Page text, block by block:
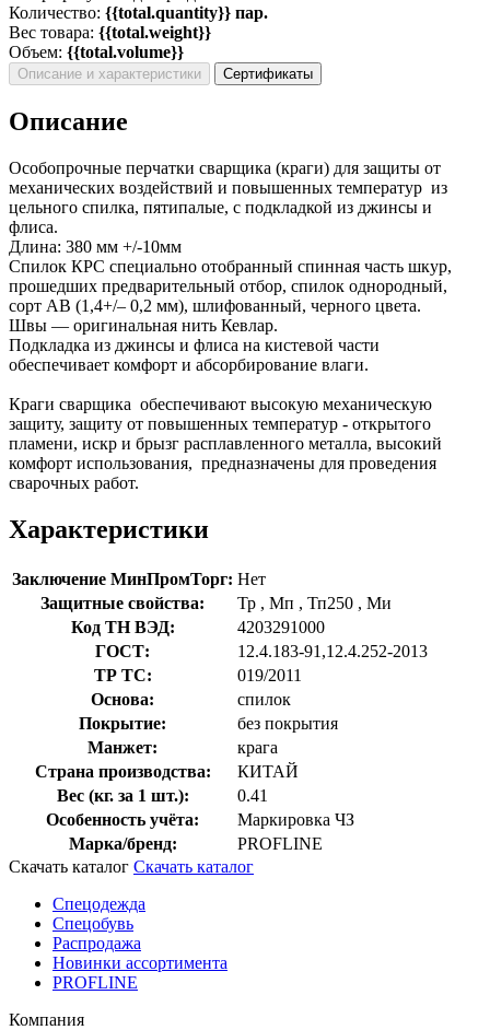
Количество: {{total.quantity}} пар.
Вес товара: {{total.weight}}
Объем: {{total.volume}}
Описание и характеристики Сертификаты
Описание
Особопрочные перчатки сварщика (краги) для защиты от
механических воздействий и повышенных температур из
цельного спилка, пятипалые, с подкладкой из джинсы и
флиса.
Длина: 380 мм +/-10мм
Спилок КРС специально отобранный спинная часть шкур,
прошедших предварительный отбор, спилок однородный,
сорт AВ (1,4+/– 0,2 мм), шлифованный, черного цвета.
Швы — оригинальная нить Кевлар.
Подкладка из джинсы и флиса на кистевой части
обеспечивает комфорт и абсорбирование влаги.
Краги сварщика обеспечивают высокую механическую
защиту, защиту от повышенных температур - открытого
пламени, искр и брызг расплавленного металла, высокий
комфорт использования, предназначены для проведения
сварочных работ.
Характеристики
Заключение МинПромТорг: Нет
Защитные свойства:
Тр , Мп , Тп250 , Ми
Код ТН ВЭД:
4203291000
ГОСТ:
12.4.183-91,12.4.252-2013
ТР ТС:
019/2011
Основа:
спилок
Покрытие:
без покрытия
Манжет:
крага
Страна производства:
КИТАЙ
Вес (кг. за 1 шт.):
0.41
Особенность учёта:
Маркировка ЧЗ
Марка/бренд:
PROFLINE
Скачать каталог Скачать каталог
Спецодежда
Спецобувь
Распродажа
Новинки ассортимента
PROFLINE
Компания